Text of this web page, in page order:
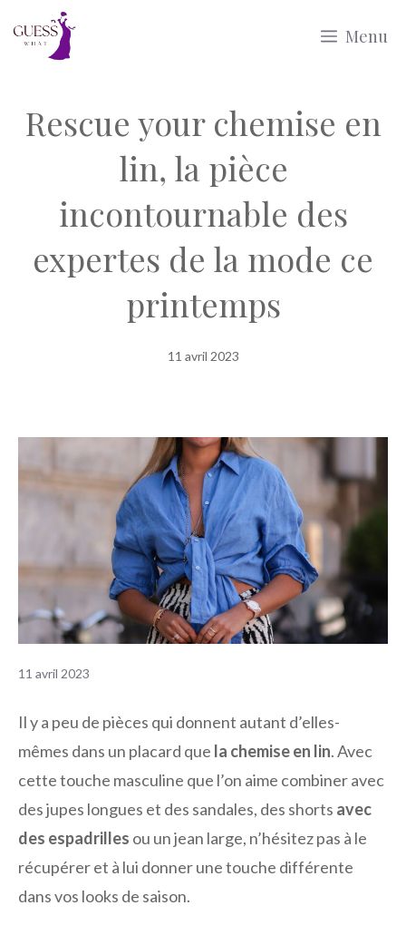
Menu
Rescue your chemise en
lin, la pièce
incontournable des
expertes de la mode ce
printemps
11 avril 2023
11 avril 2023
Il y a peu de pièces qui donnent autant d’elles-
mêmes dans un placard que la chemise en lin. Avec
cette touche masculine que l’on aime combiner avec
des jupes longues et des sandales, des shorts avec
des espadrilles ou un jean large, n’hésitez pas à le
récupérer et à lui donner une touche différente
dans vos looks de saison.